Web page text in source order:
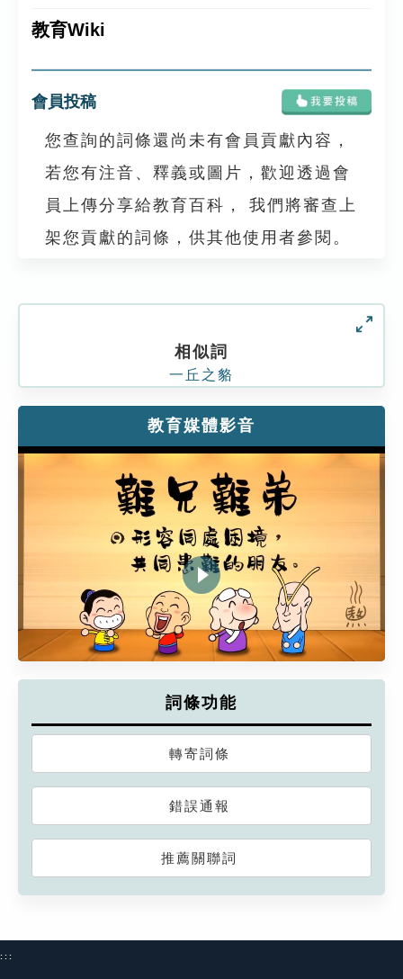
教育Wiki
會員投稿
您查詢的詞條還尚未有會員貢獻內容，
若您有注音、釋義或圖片，歡迎透過會
員上傳分享給教育百科， 我們將審查上
架您貢獻的詞條，供其他使用者參閱。
相似詞
一丘之貉
教育媒體影音
詞條功能
轉寄詞條
錯誤通報
推薦關聯詞
:::